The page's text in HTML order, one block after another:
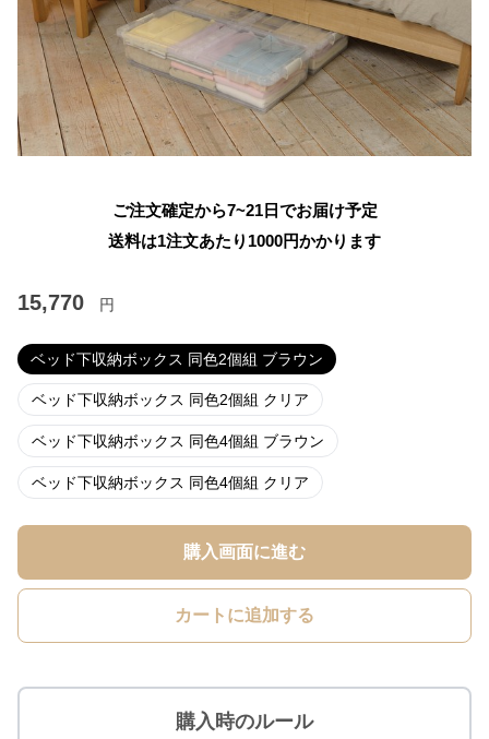
ご注文確定から7~21日でお届け予定
送料は1注文あたり 1000円かかります
15,770 円
ベッド下収納ボックス 同色2個組 ブラウン
ベッド下収納ボックス 同色2個組 クリア
ベッド下収納ボックス 同色4個組 ブラウン
ベッド下収納ボックス 同色4個組 クリア
購入画面に進む
カートに追加する
購入時のルール